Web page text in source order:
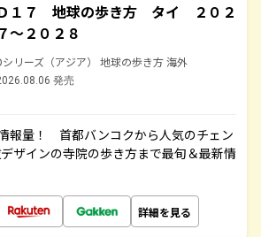
１７ 地球の歩き方 タイ ２０２
７～２０２８
シリーズ（アジア） 地球の歩き方 海外
発売
報量！ 首都バンコクから人気のチェン
ザインの寺院の歩き方まで最旬＆最新情
詳細を見る